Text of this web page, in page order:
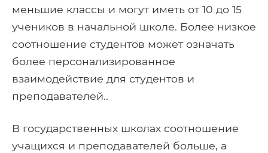
меньшие классы и могут иметь от 10 до 15
учеников в начальной школе. Более низкое
соотношение студентов может означать
более персонализированное
взаимодействие для студентов и
преподавателей..
В государственных школах соотношение
учащихся и преподавателей больше, а